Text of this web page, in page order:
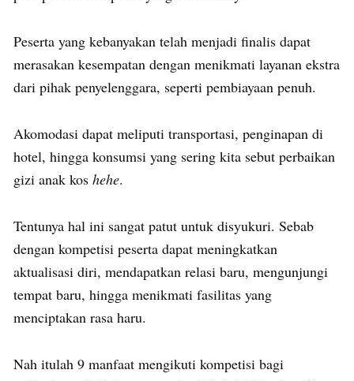
Peserta yang kebanyakan telah menjadi finalis dapat
merasakan kesempatan dengan menikmati layanan ekstra
dari pihak penyelenggara, seperti pembiayaan penuh.
Akomodasi dapat meliputi transportasi, penginapan di
hotel, hingga konsumsi yang sering kita sebut perbaikan
gizi anak kos hehe.
Tentunya hal ini sangat patut untuk disyukuri. Sebab
dengan kompetisi peserta dapat meningkatkan
aktualisasi diri, mendapatkan relasi baru, mengunjungi
tempat baru, hingga menikmati fasilitas yang
menciptakan rasa haru.
Nah itulah 9 manfaat mengikuti kompetisi bagi